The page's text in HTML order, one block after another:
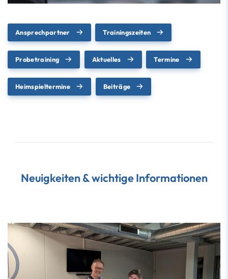
Ansprechpartner Trainingszeiten
Probetraining Aktuelles Termine
Heimspieltermine Beiträge
Neuigkeiten & wichtige Informationen